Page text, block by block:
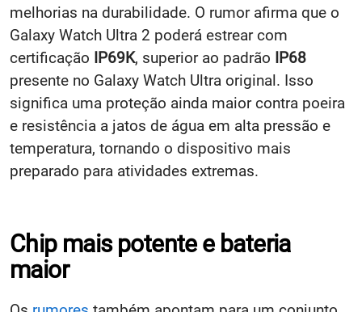
melhorias na durabilidade. O rumor afirma que o
Galaxy Watch Ultra 2 poderá estrear com
certificação IP69K, superior ao padrão IP68
presente no Galaxy Watch Ultra original. Isso
significa uma proteção ainda maior contra poeira
e resistência a jatos de água em alta pressão e
temperatura, tornando o dispositivo mais
preparado para atividades extremas.
Chip mais potente e bateria
maior